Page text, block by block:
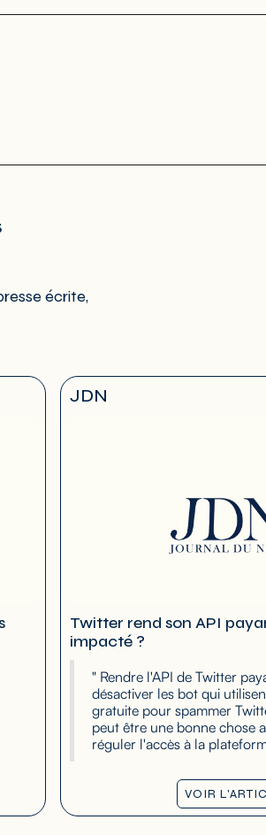
écrite,
JDN
Twitter rend son API
impacté ?
" Rendre l'API de Twitter
désactiver les bot qui
gratuite pour spammer
peut être une bonne chose
réguler l'accès à la
VOIR